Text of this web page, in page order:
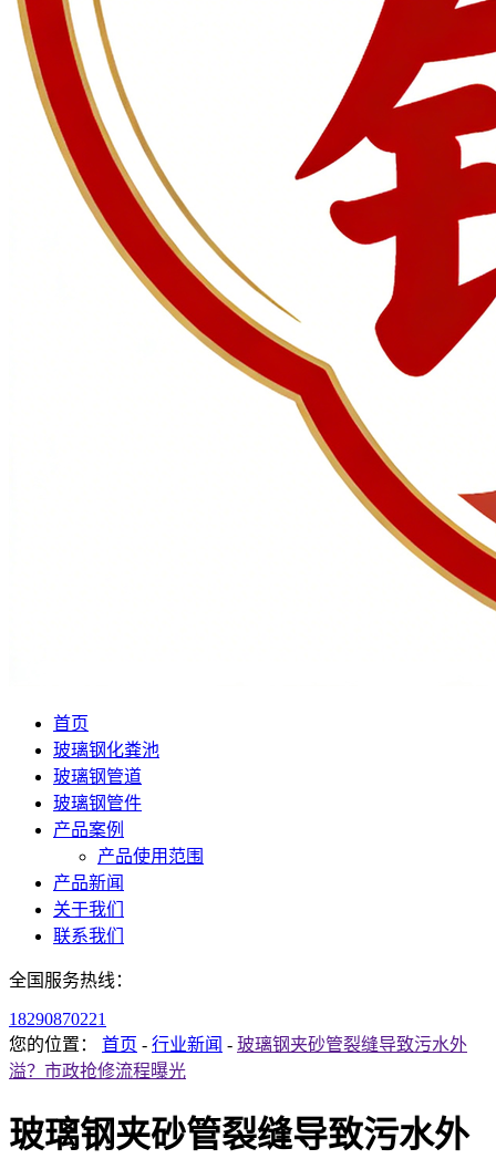
首页
玻璃钢化粪池
玻璃钢管道
玻璃钢管件
产品案例
产品使用范围
产品新闻
关于我们
联系我们
全国服务热线：
18290870221
您的位置： 首页 - 行业新闻 - 玻璃钢夹砂管裂缝导致污水外
溢？市政抢修流程曝光
玻璃钢夹砂管裂缝导致污水外